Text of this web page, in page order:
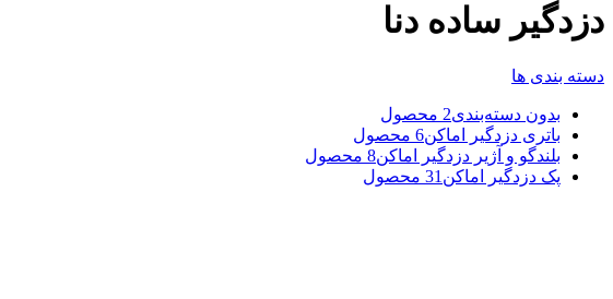
دزدگیر ساده دنا
دسته بندی ها
بدون دسته‌بندی2 محصول
باتری دزدگیر اماکن6 محصول
بلندگو و آژیر دزدگیر اماکن8 محصول
پک دزدگیر اماکن 31 محصول